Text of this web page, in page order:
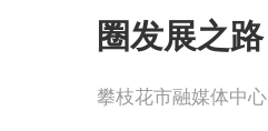
圈发展之路
攀枝花市融媒体中心